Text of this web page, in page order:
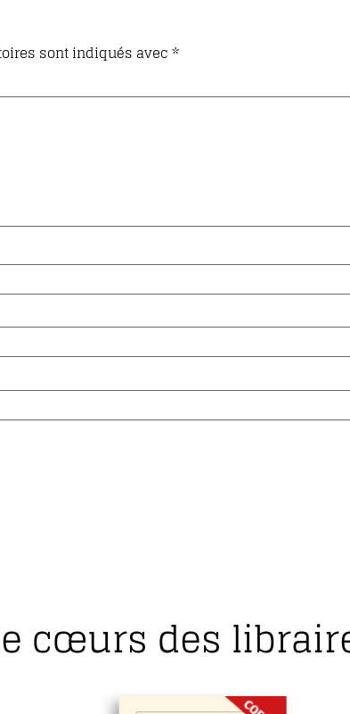
sont indiqués avec*
cœurs des